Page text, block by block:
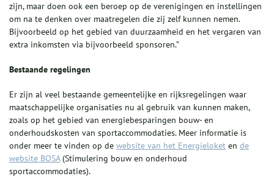
zijn, maar doen ook een beroep op de verenigingen en instellingen
om na te denken over maatregelen die zij zelf kunnen nemen.
Bijvoorbeeld op het gebied van duurzaamheid en het vergaren van
extra inkomsten via bijvoorbeeld sponsoren.”
Bestaande regelingen
Er zijn al veel bestaande gemeentelijke en rijksregelingen waar
maatschappelijke organisaties nu al gebruik van kunnen maken,
zoals op het gebied van energiebesparingen bouw- en
onderhoudskosten van sportaccommodaties. Meer informatie is
onder meer te vinden op de website van het Energieloket en de
website BOSA(Stimulering bouw en onderhoud
sportaccommodaties).